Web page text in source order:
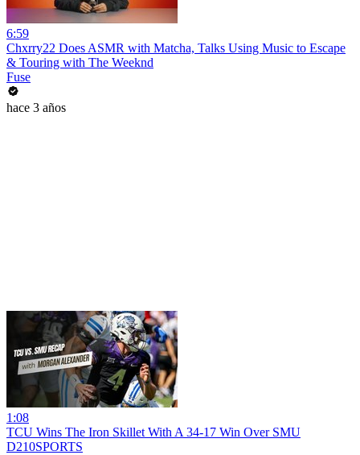
6:59
Chxrry22 Does ASMR with Matcha, Talks Using Music to Escape
& Touring with The Weeknd
Fuse
hace 3 años
1:08
TCU Wins The Iron Skillet With A 34-17 Win Over SMU
D210SPORTS